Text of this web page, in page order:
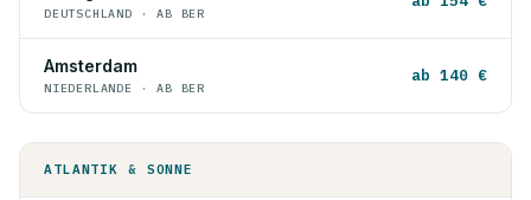
DEUTSCHLAND · AB BER
Amsterdam
NIEDERLANDE · AB BER
ab 140 €
ATLANTIK & SONNE